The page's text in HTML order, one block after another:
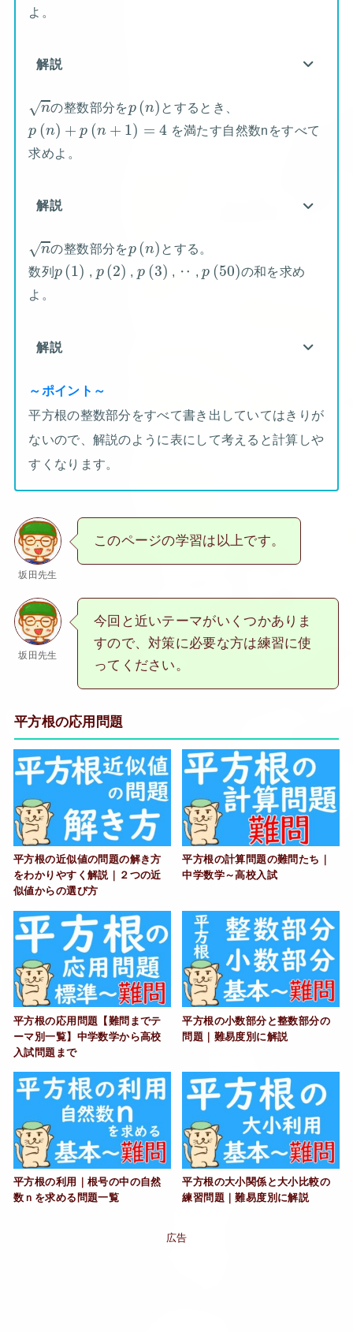
よ。
解説
√nの整数部分をp (n)
(n ) とするとき、
p (n) + p (n + 1) = 4
(n )+ p + = 4
を満たす自然数nをすべて
求めよ。
解説
√nの整数部分をp (n)
(n ) とする。
数列p (1)
(1 ) , p (2)
(2) ,p (3)
(3) , ‥ ,p (50)
(50)の和を求め
よ。
解説
～ポイント～
平方根の整数部分をすべて書き出していてはきりが
ないので、解説のように表にして考えると計算しや
すくなります。
坂田先生
このページの学習は以上です。
坂田先生
今回と近いテーマがいくつかありま
すので、対策に必要な方は練習に使
ってください。
平方根の応用問題
平方根の近似値の問題の解き方
をわかりやすく解説｜２つの近
似値からの選び方
平方根の計算問題の難問たち｜
中学数学～高校入試
平方根の応用問題【難問までテ
ーマ別一覧】中学数学から高校
入試問題まで
平方根の小数部分と整数部分の
問題｜難易度別に解説
平方根の利用｜根号の中の自然
数ｎを求める問題一覧
平方根の大小関係と大小比較の
練習問題｜難易度別に解説
広告